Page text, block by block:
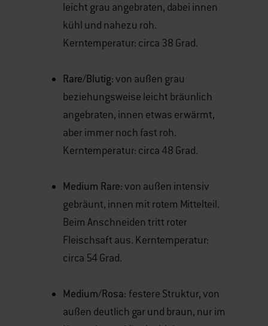
leicht grau angebraten, dabei innen
kühl und nahezu roh.
Kerntemperatur: circa 38 Grad.
Rare/Blutig:von außen grau
beziehungsweise leicht bräunlich
angebraten, innen etwas erwärmt,
aber immer noch fast roh.
Kerntemperatur: circa 48 Grad.
Medium Rare:von außen intensiv
gebräunt, innen mit rotem Mittelteil.
Beim Anschneiden tritt roter
Fleischsaft aus. Kerntemperatur:
circa 54 Grad.
Medium/Rosa: festere Struktur, von
außen deutlich gar und braun, nur im